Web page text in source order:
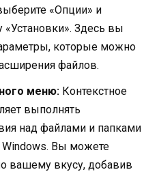
«Опции» и
«Установки». Здесь вы
которые можно
файлов.
меню: Контекстное
выполнять
над файлами и папками
Windows. Вы можете
вашему вкусу, добавив